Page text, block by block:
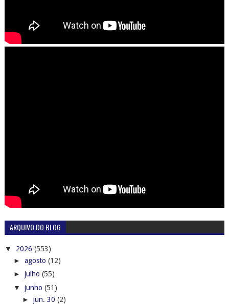
ARQUIVO DO BLOG
▼ 2026 (553)
► agosto (12)
► julho (55)
▼ junho (51)
► jun. 30 (2)